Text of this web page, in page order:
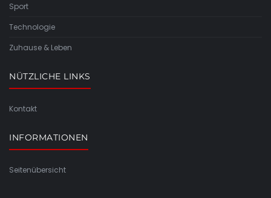
Sport
Technologie
Zuhause & Leben
NÜTZLICHE LINKS
Kontakt
INFORMATIONEN
Seitenübersicht